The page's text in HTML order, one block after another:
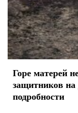
Горе матерей
защитников
подробности